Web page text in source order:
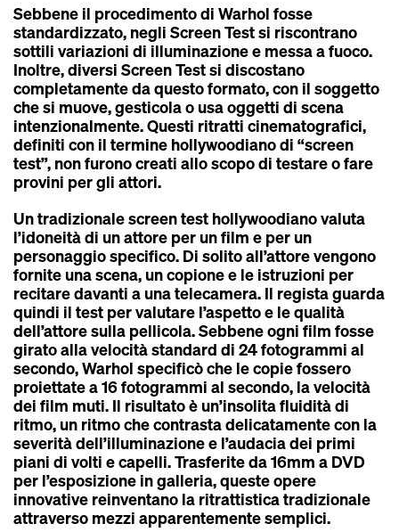
Sebbene il procedimento di Warhol fosse
standardizzato, negli Screen Test si riscontrano
sottili variazioni di illuminazione e messa a fuoco.
Inoltre, diversi Screen Test si discostano
completamente da questo formato, con il soggetto
che si muove, gesticola o usa oggetti di scena
intenzionalmente. Questi ritratti cinematografici,
definiti con il termine hollywoodiano di “screen
test”, non furono creati allo scopo di testare o fare
provini per gli attori.
Un tradizionale screen test hollywoodiano valuta
l’idoneità di un attore per un film e per un
personaggio specifico. Di solito all’attore vengono
fornite una scena, un copione e le istruzioni per
recitare davanti a una telecamera. Il regista guarda
quindi il test per valutare l’aspetto e le qualità
dell’attore sulla pellicola. Sebbene ogni film fosse
girato alla velocità standard di 24 fotogrammi al
secondo, Warhol specificò che le copie fossero
proiettate a 16 fotogrammi al secondo, la velocità
dei film muti. Il risultato è un’insolita fluidità di
ritmo, un ritmo che contrasta delicatamente con la
severità dell’illuminazione e l’audacia dei primi
piani di volti e capelli. Trasferite da 16mm a DVD
per l’esposizione in galleria, queste opere
innovative reinventano la ritrattistica tradizionale
attraverso mezzi apparentemente semplici.